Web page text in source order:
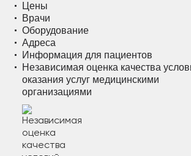
Цены
Врачи
Оборудование
Адреса
Информация для пациентов
Независимая оценка качества
оказания услуг медицинскими
организациями